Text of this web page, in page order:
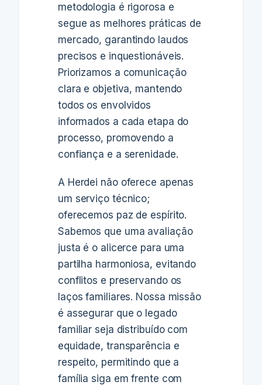
metodologia é rigorosa e
segue as melhores práticas de
mercado, garantindo laudos
precisos e inquestionáveis.
Priorizamos a comunicação
clara e objetiva, mantendo
todos os envolvidos
informados a cada etapa do
processo, promovendo a
confiança e a serenidade.
A Herdei não oferece apenas
um serviço técnico;
oferecemos paz de espírito.
Sabemos que uma avaliação
justa é o alicerce para uma
partilha harmoniosa, evitando
conflitos e preservando os
laços familiares. Nossa missão
é assegurar que o legado
familiar seja distribuído com
equidade, transparência e
respeito, permitindo que a
família siga em frente com